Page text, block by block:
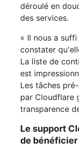
déroulé en
des services.
« Il nous a
constater
La liste de
est
Les tâches
par Cloudflare
transparence
Le support
de